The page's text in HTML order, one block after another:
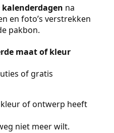
kalenderdagen na
en foto’s verstrekken
pakbon.
maat of kleur
of gratis
of ontwerp heeft
niet meer wilt.